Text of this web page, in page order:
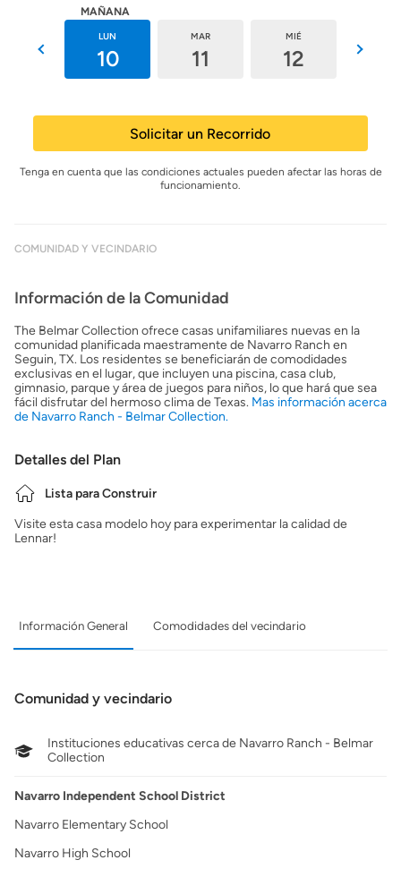
MAÑANA
LUN
10
MAR
11
MIÉ
12
Solicitar un Recorrido
Tenga en cuenta que las condiciones actuales pueden afectar las horas de
funcionamiento.
COMUNIDAD Y VECINDARIO
Información de la Comunidad
The Belmar Collection ofrece casas unifamiliares nuevas en la
comunidad planificada maestramente de Navarro Ranch en
Seguin, TX. Los residentes se beneficiarán de comodidades
exclusivas en el lugar, que incluyen una piscina, casa club,
gimnasio, parque y área de juegos para niños, lo que hará que sea
fácil disfrutar del hermoso clima de Texas. Mas información acerca
de Navarro Ranch - Belmar Collection.
Detalles del Plan
Lista para Construir
Visite esta casa modelo hoy para experimentar la calidad de
Lennar!
Información General Comodidades del vecindario
Comunidad y vecindario
Instituciones educativas cerca de Navarro Ranch - Belmar
Collection
Navarro Independent School District
Navarro Elementary School
Navarro High School